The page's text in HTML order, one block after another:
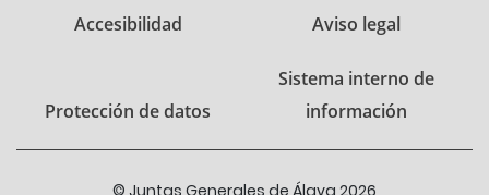
Accesibilidad Aviso legal
Protección de datos
Sistema interno de
información